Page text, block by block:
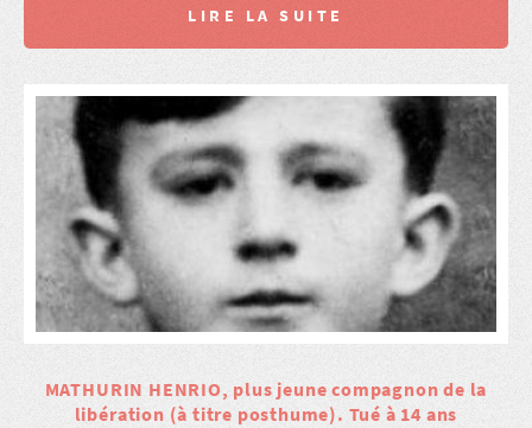
LIRE LA SUITE
MATHURIN HENRIO, plus jeune compagnon de la
libération (à titre posthume). Tué à 14 ans